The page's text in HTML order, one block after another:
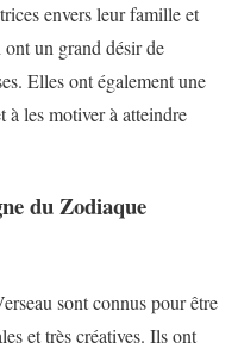
envers leur famille et
un grand désir de
Elles ont également une
à les motiver à atteindre
du Zodiaque
sont connus pour être
et très créatives. Ils ont